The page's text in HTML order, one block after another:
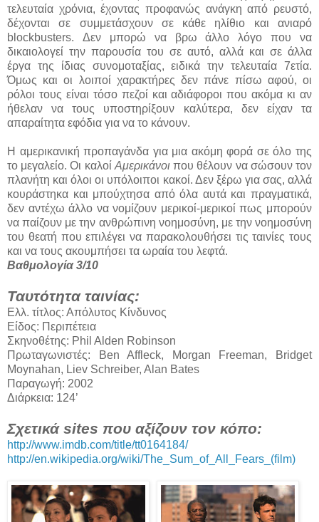
τελευταία χρόνια, έχοντας προφανώς ανάγκη από ρευστό,
δέχονται σε συμμετάσχουν σε κάθε ηλίθιο και ανιαρό
blockbusters. Δεν μπορώ να βρω άλλο λόγο που να
δικαιολογεί την παρουσία του σε αυτό, αλλά και σε άλλα
έργα της ίδιας συνομοταξίας, ειδικά την τελευταία 7ετία.
Όμως και οι λοιποί χαρακτήρες δεν πάνε πίσω αφού, οι
ρόλοι τους είναι τόσο πεζοί και αδιάφοροι που ακόμα κι αν
ήθελαν να τους υποστηρίξουν καλύτερα, δεν είχαν τα
απαραίτητα εφόδια για να το κάνουν.
Η αμερικανική προπαγάνδα για μια ακόμη φορά σε όλο της
το μεγαλείο. Οι καλοί Αμερικάνοιπου θέλουν να σώσουν τον
πλανήτη και όλοι οι υπόλοιποι κακοί. Δεν ξέρω για σας, αλλά
κουράστηκα και μπούχτησα από όλα αυτά και πραγματικά,
δεν αντέχω άλλο να νομίζουν μερικοί-μερικοί πως μπορούν
να παίζουν με την ανθρώπινη νοημοσύνη, με την νοημοσύνη
του θεατή που επιλέγει να παρακολουθήσει τις ταινίες τους
και να τους ακουμπήσει τα ωραία του λεφτά.
Βαθμολογία 3/10
Ταυτότητα ταινίας:
Ελλ. τίτλος: Απόλυτος Κίνδυνος
Είδος: Περιπέτεια
Σκηνοθέτης: Phil Alden Robinson
Πρωταγωνιστές: Ben Affleck, Morgan Freeman, Bridget
Moynahan, Liev Schreiber, Alan Bates
Παραγωγή: 2002
Διάρκεια: 124’
Σχετικά sites που αξίζουν τον κόπο:
http://www.imdb.com/title/tt0164184/
http://en.wikipedia.org/wiki/The_Sum_of_All_Fears_(film)